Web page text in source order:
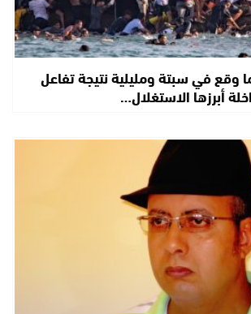
وقع في سبتة ومليلية نتيجة تفاعل
أبرزها الاستغلال…